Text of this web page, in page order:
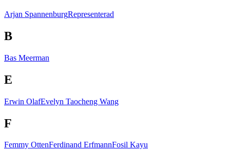
Arjan SpannenburgRepresenterad
B
Bas Meerman
E
Erwin OlafEvelyn Taocheng Wang
F
Femmy OttenFerdinand ErfmannFosil Kayu